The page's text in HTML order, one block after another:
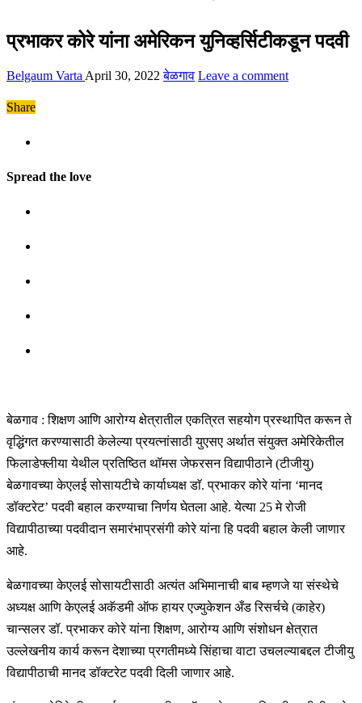
प्रभाकर कोरे यांना अमेरिकन युनिव्हर्सिटीकडून पदवी
Belgaum Varta April 30, 2022 बेळगाव Leave a comment
Share
Spread the love
बेळगाव : शिक्षण आणि आरोग्य क्षेत्रातील एकत्रित सहयोग प्रस्थापित करून ते
वृद्धिंगत करण्यासाठी केलेल्या प्रयत्नांसाठी युएसए अर्थात संयुक्त अमेरिकेतील
फिलाडेफ्लीया येथील प्रतिष्ठित थॉमस जेफरसन विद्यापीठाने (टीजीयु)
बेळगावच्या केएलई सोसायटीचे कार्याध्यक्ष डाॅ. प्रभाकर कोरे यांना ‘मानद
डॉक्टरेट’ पदवी बहाल करण्याचा निर्णय घेतला आहे. येत्या 25 मे रोजी
विद्यापीठाच्या पदवीदान समारंभाप्रसंगी कोरे यांना हि पदवी बहाल केली जाणार
आहे.
बेळगावच्या केएलई सोसायटीसाठी अत्यंत अभिमानाची बाब म्हणजे या संस्थेचे
अध्यक्ष आणि केएलई अकॅडमी ऑफ हायर एज्युकेशन अँड रिसर्चचे (काहेर)
चान्सलर डॉ. प्रभाकर कोरे यांना शिक्षण, आरोग्य आणि संशोधन क्षेत्रात
उल्लेखनीय कार्य करून देशाच्या प्रगतीमध्ये सिंहाचा वाटा उचलल्याबद्दल टीजीयु
विद्यापीठाची मानद डॉक्टरेट पदवी दिली जाणार आहे.